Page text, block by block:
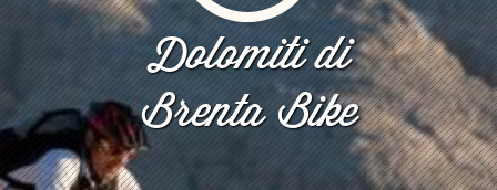
Dolomiti di
Brenta Bike